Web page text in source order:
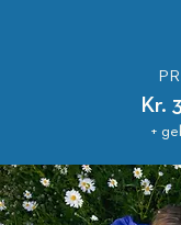
Kr.
+